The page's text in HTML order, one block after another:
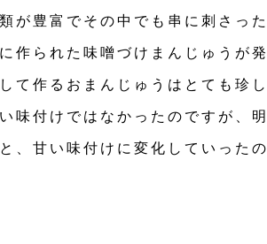
が豊富でその中でも串に刺さった
作られた味噌づけまんじゅうが発
て作るおまんじゅうはとても珍し
味付けではなかったのですが、明
、甘い味付けに変化していったの